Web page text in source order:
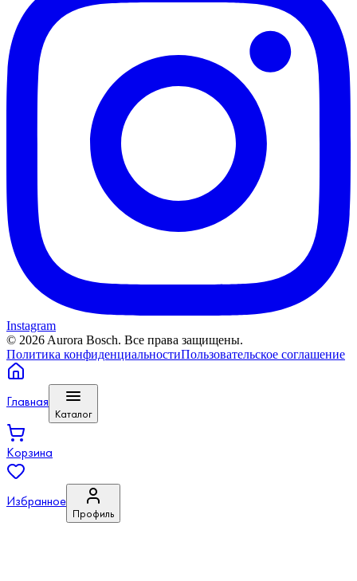
Instagram
© 2026 Aurora Bosch. Все права защищены.
Политика конфиденциальностиПользовательское соглашение
Главная
Каталог
Корзина
Избранное
Профиль